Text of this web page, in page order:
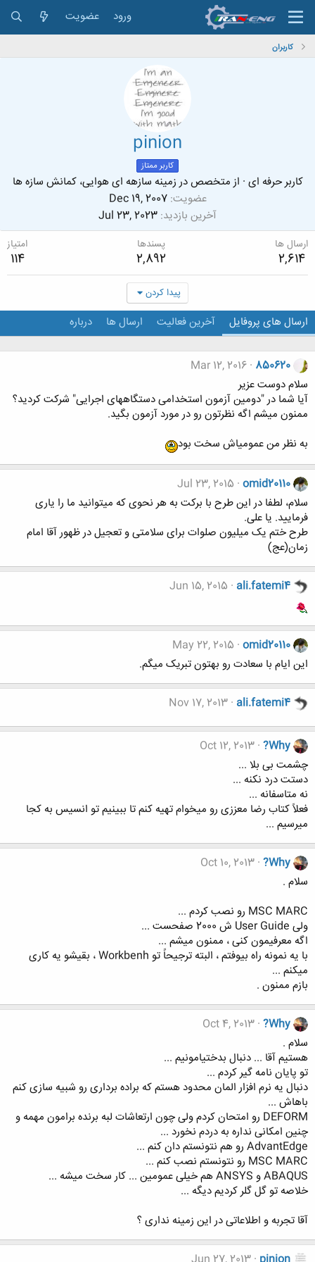
ورود عضویت
کاربران
pinion
کاربر ممتاز
کاربر حرفه ای · ازمتخصص در زمینه سازهه ای هوایی، کمانش سازه ها
عضویت Dec 19, 2007
آخرین بازدید Jul 23, 2023
ارسال ها
2,614
پسندها
2,892
امتیاز
114
پیدا کردن
ارسال های پروفایل آخرین فعالیت ارسال ها درباره
850620
Mar 12, 2016
سلام دوست عزیر
آیا شما در "دومین آزمون استخدامی دستگاههای اجرایی" شرکت کردید؟
ممنون میشم اگه نظرتون رو در مورد آزمون بگید.
به نظر من عمومیاش سخت بود
omid20110
Jul 23, 2015
سلام، لطفا در این طرح با برکت به هر نحوی که میتوانید ما را یاری
فرمایید. یا علی.
طرح ختم یک میلیون صلوات برای سلامتی و تعجیل در ظهور آقا امام
زمان(عج)
ali.fatemi4
Jun 15, 2015
omid20110
May 22, 2015
این ایام با سعادت رو بهتون تبریک میگم.
ali.fatemi4
Nov 17, 2013
?Why
Oct 12, 2013
چشمت بی بلا ...
دستت درد نکنه ...
نه متاسفانه ...
فعلاً کتاب رضا معززی رو میخوام تهیه کنم تا ببینیم تو انسیس به کجا
میرسیم ...
?Why
Oct 10, 2013
سلام .
MSC MARC رو نصب کردم ...
ولی User Guide ش 2000 صفحست ...
اگه معرفیمون کنی ، ممنون میشم ...
با یه نمونه راه بیوفتم ، البته ترجیحاً تو Workbenh ، بقیشو یه کاری
میکنم ...
بازم ممنون .
?Why
Oct 4, 2013
سلام .
هستیم آقا ... دنبال بدختیامونیم ...
تو پایان نامه گیر کردم ...
دنبال یه نرم افزار المان محدود هستم که براده برداری رو شبیه سازی کنم
باهاش ...
DEFORM رو امتحان کردم ولی چون ارتعاشات لبه برنده برامون مهمه و
چنین امکانی نداره به دردم نخورد ...
AdvantEdge رو هم نتونستم دان کنم ...
MSC MARC رو نتونستم نصب کنم ...
ABAQUS و ANSYS هم خیلی عمومین ... کار سخت میشه ...
خلاصه تو گل گلر کردیم دیگه ...
آقا تجربه و اطلاعاتی در این زمینه نداری ؟